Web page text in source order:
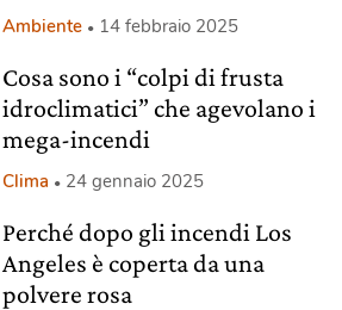
Ambiente 14 febbraio 2025
Cosa sono i “colpi di frusta
idroclimatici” che agevolano i
mega-incendi
Clima 24 gennaio 2025
Perché dopo gli incendi Los
Angeles è coperta da una
polvere rosa